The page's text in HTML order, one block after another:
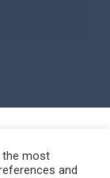
the most
and